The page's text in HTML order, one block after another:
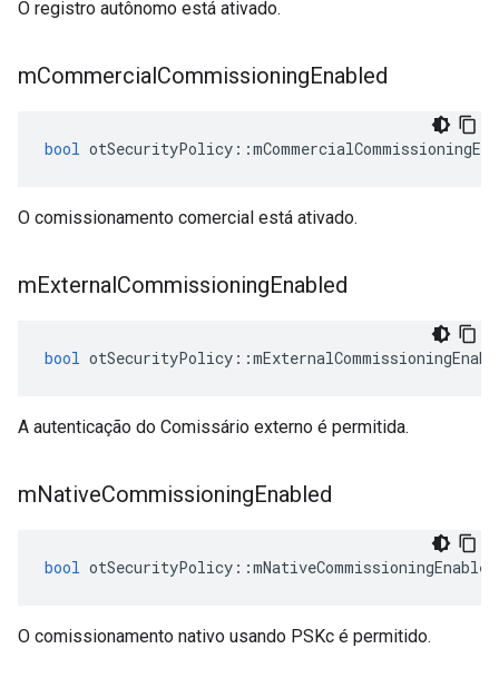
O registro autônomo está ativado.
mCommercialCommissioningEnabled
bool otSecurityPolicy ::
O comissionamento comercial está ativado.
mExternalCommissioningEnabled
bool otSecurityPolicy ::
A autenticação do Comissário externo é permitida.
mNativeCommissioningEnabled
bool otSecurityPolicy ::mNativeCommissioningEnabled
O comissionamento nativo usando PSKc é permitido.